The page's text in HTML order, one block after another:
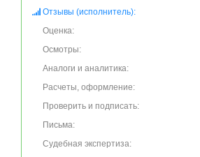
Отзывы (исполнитель):
Оценка:
Осмотры:
Аналоги и аналитика:
Расчеты, оформление:
Проверить и подписать:
Письма:
Судебная экспертиза: